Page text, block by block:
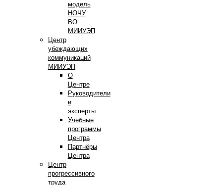
модель
НОЧУ
ВО
МИИУЭП
Центр
убеждающих
коммуникаций
МИИУЭП
О
Центре
Руководители
и
эксперты
Учебные
программы
Центра
Партнёры
Центра
Центр
прогрессивного
труда